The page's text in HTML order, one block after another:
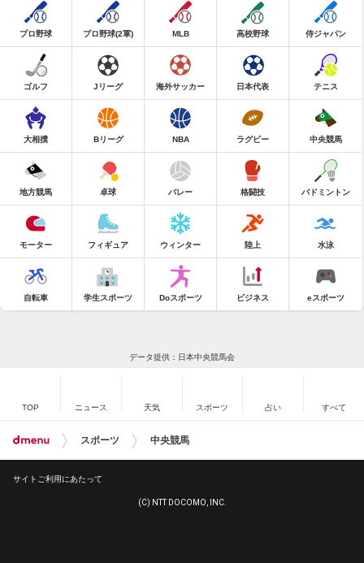
プロ野球 プロ野球(2軍) MLB 高校野球 侍ジャパン
ゴルフ Jリーグ 海外サッカー 日本代表 テニス
大相撲 Bリーグ NBA ラグビー 中央競馬
地方競馬 卓球 バレー 格闘技 バドミントン
モーター フィギュア ウィンター 陸上 水泳
自転車 学生スポーツ Doスポーツ ビジネス eスポーツ
データ提供：日本中央競馬会
TOP ニュース 天気 スポーツ 占い すべて
スポーツ 中央競馬
サイトご利用にあたって
(C) NTT DOCOMO, INC.